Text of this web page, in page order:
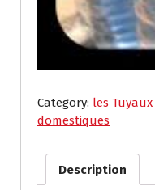
Category: les
domestiques
Description